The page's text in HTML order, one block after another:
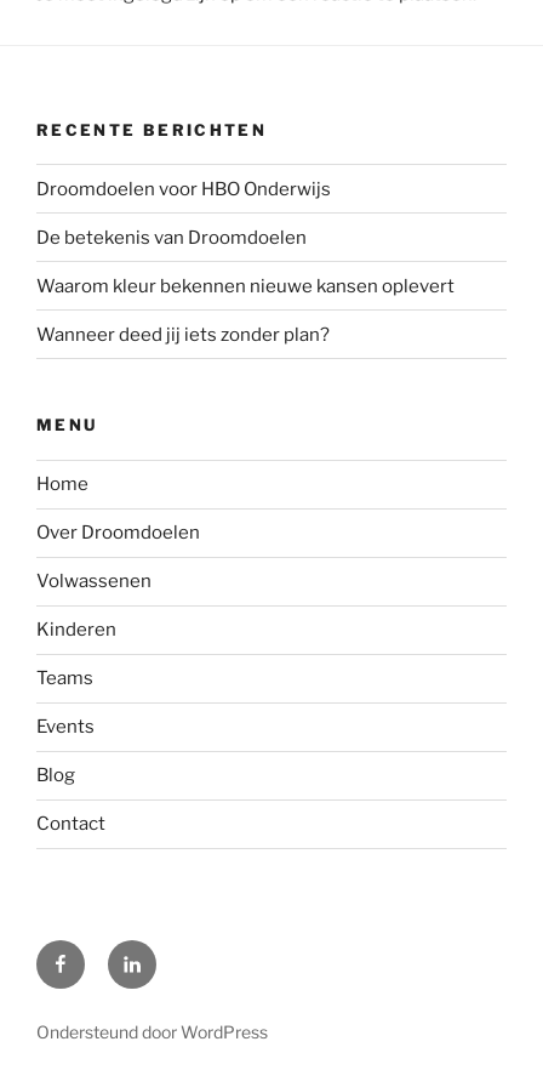
RECENTE BERICHTEN
Droomdoelen voor HBO Onderwijs
De betekenis van Droomdoelen
Waarom kleur bekennen nieuwe kansen oplevert
Wanneer deed jij iets zonder plan?
MENU
Home
Over Droomdoelen
Volwassenen
Kinderen
Teams
Events
Blog
Contact
F L
Ondersteund door WordPress